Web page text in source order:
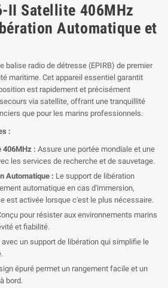
II Satellite 406MHz
Automatique et
balise radio de détresse (EPIRB) de premier
maritime. Cet appareil essentiel garantit
est rapidement et précisément
via satellite, offrant une tranquillité
que pour les marins professionnels.
:
406MHz : Assure une portée mondiale et une
les services de recherche et de sauvetage.
Automatique : Le support de libération
automatique en cas d'immersion,
est activée lorsque c'est le plus nécessaire.
pour résister aux environnements marins
et fiabilité.
avec un support de libération qui simplifie le
épuré permet un rangement facile et un
bord.